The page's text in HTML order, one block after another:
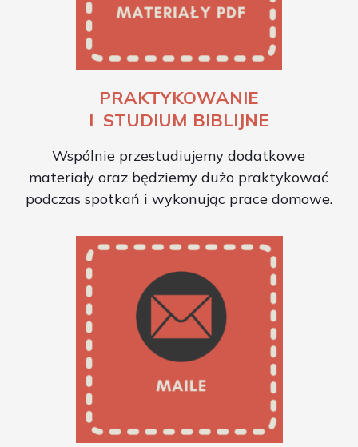
PRAKTYKOWANIE
I STUDIUM BIBLIJNE
Wspólnie przestudiujemy dodatkowe
materiały oraz będziemy dużo praktykować
podczas spotkań i wykonując prace domowe.